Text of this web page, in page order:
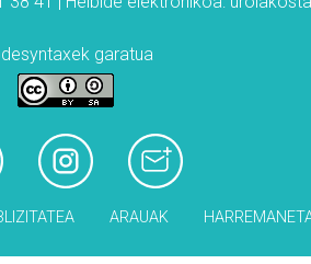
garatua
ARAUAK